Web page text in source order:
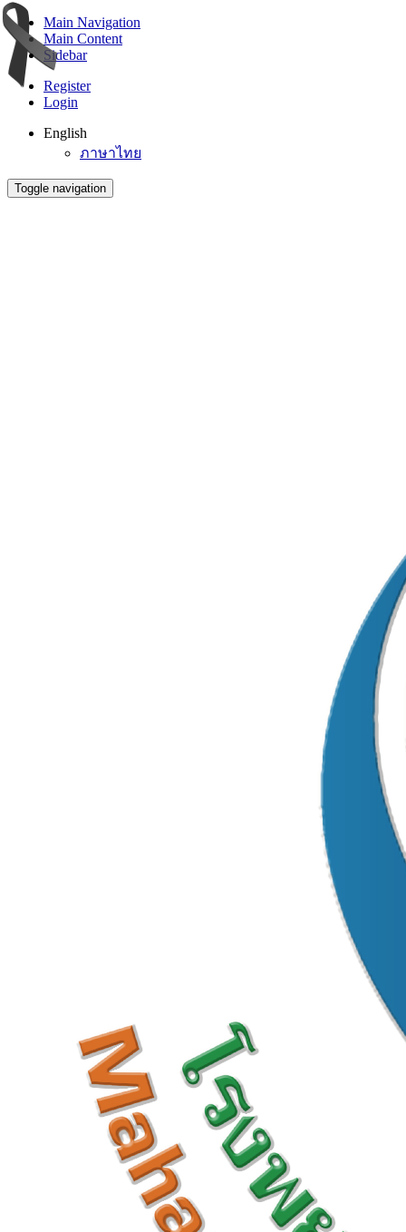
Main Navigation
Main Content
Sidebar
Register
Login
English
ภาษาไทย
Toggle navigation